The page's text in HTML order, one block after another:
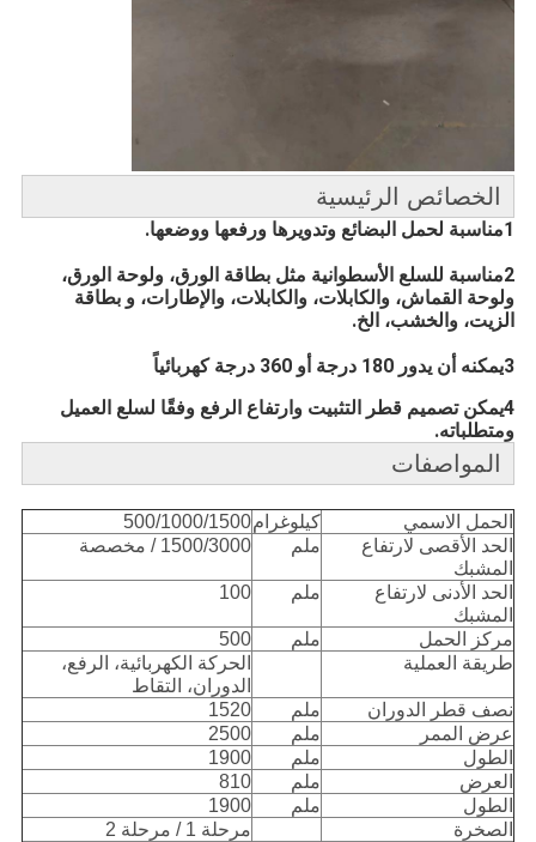
الخصائص الرئيسية
1مناسبة لحمل البضائع وتدويرها ورفعها ووضعها.
2مناسبة للسلع الأسطوانية مثل بطاقة الورق، ولوحة الورق،
ولوحة القماش، والكابلات، والكابلات، والإطارات، و بطاقة
الزيت، والخشب، الخ.
3يمكنه أن يدور 180 درجة أو 360 درجة كهربائياً
4يمكن تصميم قطر التثبيت وارتفاع الرفع وفقًا لسلع العميل
ومتطلباته.
المواصفات
الحمل الاسمي كيلوغرام500/1000/1500
الحد الأقصى لارتفاع
المشبك
ملم 1500/3000 / مخصصة
الحد الأدنى لارتفاع
المشبك
ملم 100
مركز الحمل ملم
500
طريقة العملية
الحركة الكهربائية، الرفع،
الدوران، التقاط
نصف قطر الدوران
ملم
1520
عرض الممر
ملم
2500
الطول
ملم
1900
العرض
ملم
810
الطول
ملم
1900
الصخرة
مرحلة 1 / مرحلة 2